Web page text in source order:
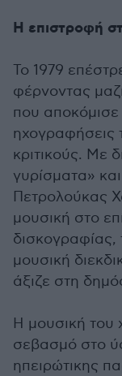
Η επιστροφή
Το 1979
φέρνοντας
που αποκόμισε
ηχογραφήσεις
κριτικούς. Με
γυρίσματα»
Πετρολούκας
μουσική στο
μουσική
άξιζε στη
Η μουσική του
σεβασμό στο
ηπειρώτικης